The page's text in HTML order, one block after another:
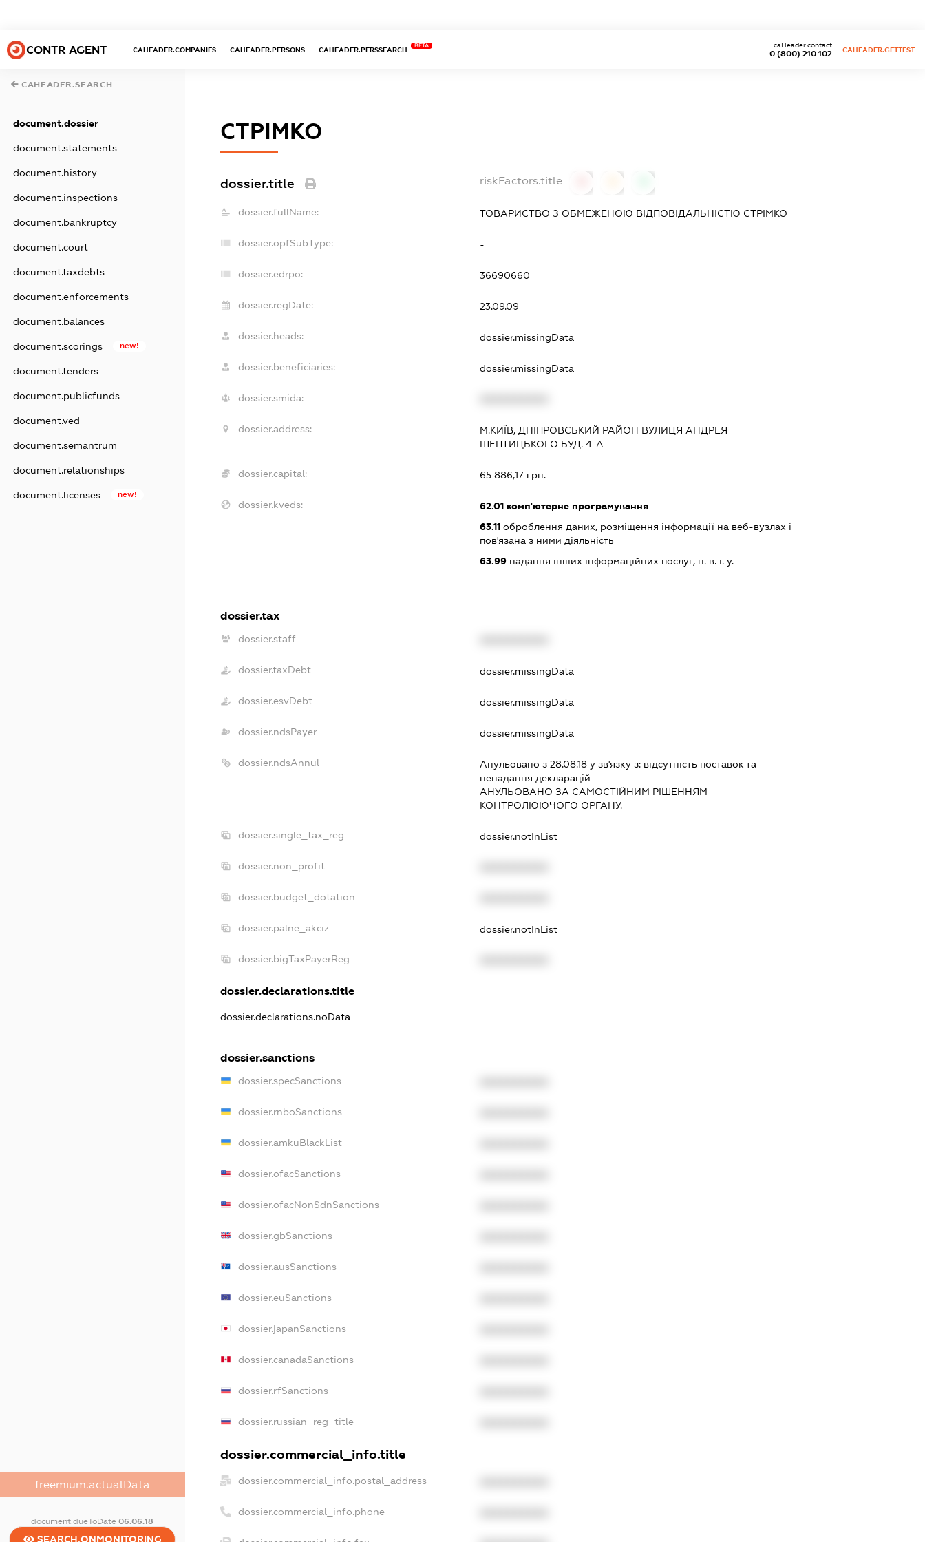
CONTR AGENT CAHEADER.COMPANIES CAHEADER.PERSONS CAHEADER.PERSSEARCH
BETA
0 (800) 210 102
caHeader.contact
CAHEADER.GETTEST
CAHEADER.SEARCH
document.dossier
document.statements
document.history
document.inspections
document.bankruptcy
document.court
document.taxdebts
document.enforcements
document.balances
document.scorings new!
document.tenders
document.publicfunds
document.ved
document.semantrum
document.relationships
document.licenses new!
freemium.actualData
document.dueToDate06.06.18
SEARCH.ONMONITORING
СТРІМКО
dossier.title riskFactors.title
dossier.fullName: ТОВАРИСТВО З ОБМЕЖЕНОЮ ВІДПОВІДАЛЬНІСТЮ СТРІМКО
dossier.opfSubType: -
dossier.edrpo: 36690660
dossier.regDate: 23.09.09
dossier.heads: dossier.missingData
dossier.beneficiaries: dossier.missingData
dossier.smida:
dossier.address:
М.КИЇВ, ДНІПРОВСЬКИЙ РАЙОН ВУЛИЦЯ АНДРЕЯ
ШЕПТИЦЬКОГО БУД. 4-А
dossier.capital: 65 886,17 грн.
dossier.kveds: 62.01 комп'ютерне програмування
63.11 оброблення даних, розміщення інформації на веб-вузлах і
пов'язана з ними діяльність
63.99 надання інших інформаційних послуг, н. в. і. у.
dossier.tax
dossier.staff
dossier.taxDebt dossier.missingData
dossier.esvDebt dossier.missingData
dossier.ndsPayer dossier.missingData
dossier.ndsAnnul Анульовано з 28.08.18 у зв'язку з: вiдсутнiсть поставок та
ненадання декларацiй
АНУЛЬОВАНО ЗА САМОСТIЙНИМ РIШЕННЯМ
КОНТРОЛЮЮЧОГО ОРГАНУ.
dossier.single_tax_reg dossier.notInList
dossier.non_profit
dossier.budget_dotation
dossier.palne_akciz dossier.notInList
dossier.bigTaxPayerReg
dossier.declarations.title
dossier.declarations.noData
dossier.sanctions
dossier.specSanctions
dossier.rnboSanctions
dossier.amkuBlackList
dossier.ofacSanctions
dossier.ofacNonSdnSanctions
dossier.gbSanctions
dossier.ausSanctions
dossier.euSanctions
dossier.japanSanctions
dossier.canadaSanctions
dossier.rfSanctions
dossier.russian_reg_title
dossier.commercial_info.title
dossier.commercial_info.postal_address
dossier.commercial_info.phone